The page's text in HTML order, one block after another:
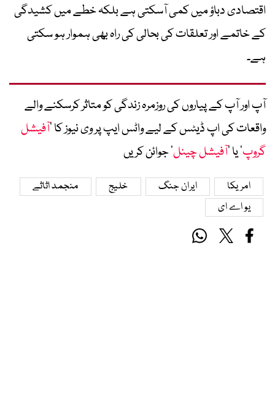
اقتصادی دباؤ میں کمی آسکتی ہے بلکہ خطے میں کشیدگی
کے خاتمے اور تعلقات کی بحالی کی راہ بھی ہموار ہو سکتی
ہے۔
آپ اور آپ کے پیاروں کی روزمرہ زندگی کو متاثر کرسکنے والے
واقعات کی اپ ڈیٹس کے لیے واٹس ایپ پر وی نیوز کا ’آفیشل
گروپ‘ یا ’آفیشل چینل‘ جوائن کریں
امریکا ایران جنگ خلیج
منجمد اثاثے
یو اے ای